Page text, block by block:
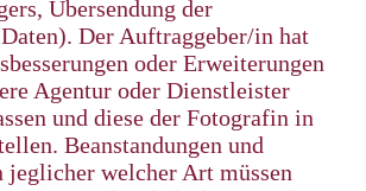
Übersendung der
Der Auftraggeber/in hat
oder Erweiterungen
Agentur oder Dienstleister
und diese der Fotografin in
Beanstandungen und
jeglicher welcher Art müssen